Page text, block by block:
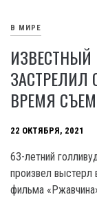
В МИРЕ
ЗАСТРЕЛИЛ
ВРЕМЯ
22 ОКТЯБРЯ, 2021
63-летний
произвел выстерл
фильма